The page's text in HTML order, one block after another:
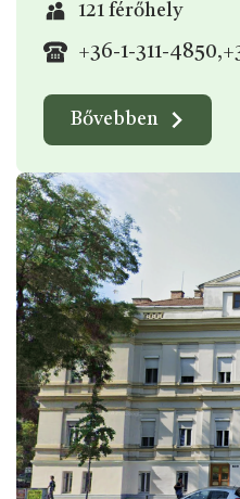
121 férőhely
+36-1-311-4850,
Bővebben